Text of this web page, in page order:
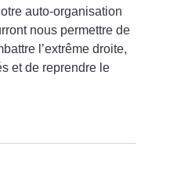
auto-organisation
nous permettre de
l’extrême droite,
et de reprendre le